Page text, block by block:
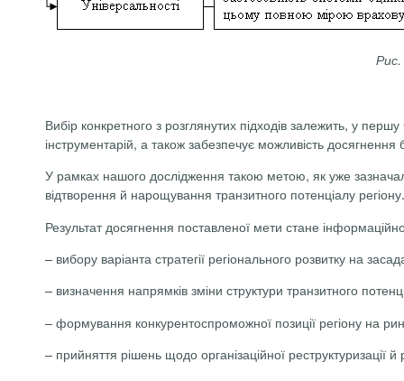
Рис.
Вибір конкретного з розглянутих підходів залежить, у
інструментарій, а також забезпечує можливість досягнення
У рамках нашого дослідження такою метою, як уже
відтворення й нарощування транзитного потенціалу регіону.
Результат досягнення поставленої мети стане
– вибору варіанта стратегії регіонального розвитку на
– визначення напрямків зміни структури транзитного
– формування конкурентоспроможної позиції регіону на
– прийняття рішень щодо організаційної реструктуризації